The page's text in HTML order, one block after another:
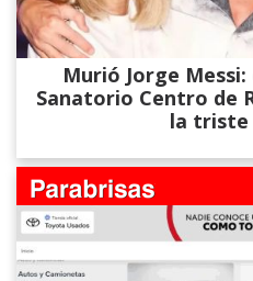
Murió Jorge
Sanatorio Centro de
la triste